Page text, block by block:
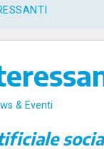
& Eventi